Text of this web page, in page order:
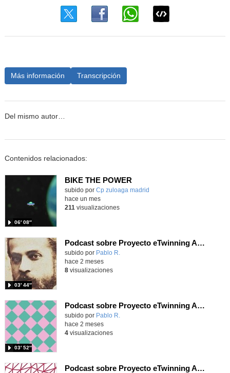
Más información Transcripción
Del mismo autor…
Contenidos relacionados:
BIKE THE POWER
Contenido educativo.
subido por Cp zuloaga madrid
06′ 08″
hace un mes
211 visualizaciones
Podcast sobre Proyecto eTwinning Antoni Gaudí nº 8 (en castellano)
Contenido educativo.
subido por Pablo R.
03′ 44″
hace 2 meses
8visualizaciones
Podcast sobre Proyecto eTwinning Antoni Gaudí nº 7 (en castellano)
Contenido educativo.
subido por Pablo R.
03′ 52″
hace 2 meses
4visualizaciones
Podcast sobre Proyecto eTwinning Antoni Gaudí nº 6 (en castellano)